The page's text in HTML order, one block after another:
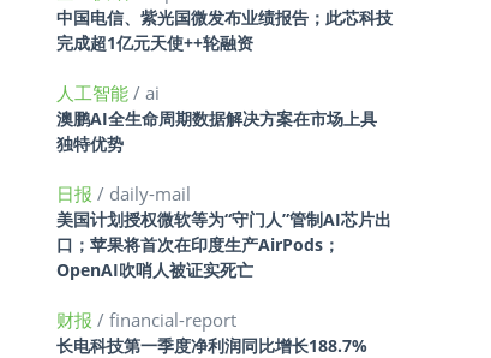
中国电信、紫光国微发布业绩报告；此芯科技
完成超1亿元天使++轮融资
人工智能 / ai
澳鹏AI全生命周期数据解决方案在市场上具
独特优势
日报 / daily-mail
美国计划授权微软等为“守门人”管制AI芯片出
口；苹果将首次在印度生产AirPods；
OpenAI吹哨人被证实死亡
财报 / financial-report
长电科技第一季度净利润同比增长188.7%